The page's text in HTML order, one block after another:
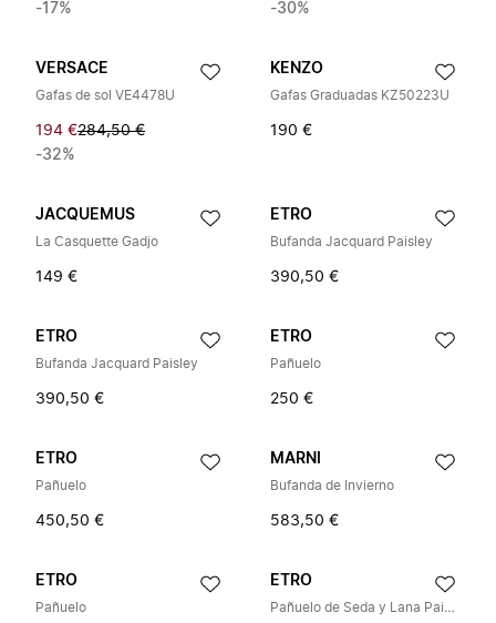
-17%
-30%
VERSACE
Gafas de sol VE4478U
194 €284,50 €
-32%
KENZO
Gafas Graduadas KZ50223U
190 €
JACQUEMUS
La Casquette Gadjo
149 €
ETRO
Bufanda Jacquard Paisley
390,50 €
ETRO
Bufanda Jacquard Paisley
390,50 €
ETRO
Pañuelo
250 €
ETRO
Pañuelo
450,50 €
MARNI
Bufanda de Invierno
583,50 €
ETRO
Pañuelo
ETRO
Pañuelo de Seda y Lana Paisley